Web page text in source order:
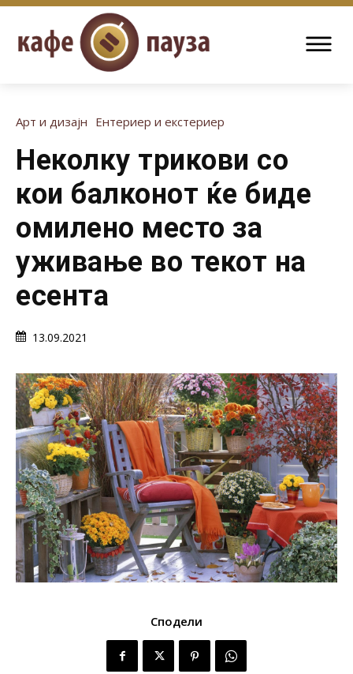
Арт и дизајн Ентериер и екстериер
Неколку трикови со
кои балконот ќе биде
омилено место за
уживање во текот на
есента
13.09.2021
Сподели